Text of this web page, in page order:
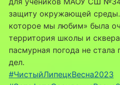
защиту окружающей
которое мы любим» была
территория школы и
пасмурная погода не
дел.
#ЧистыйЛипецкВесна2023